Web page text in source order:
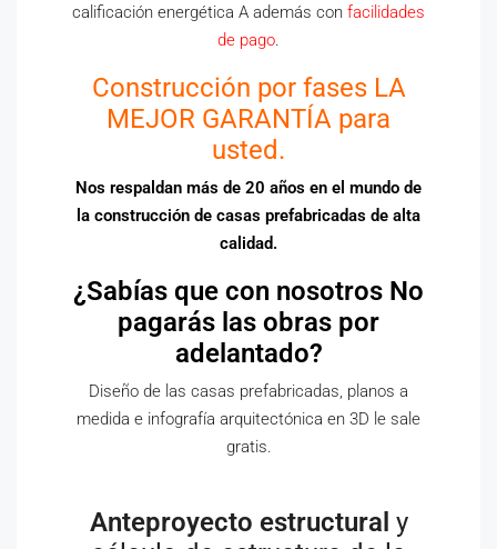
calificación energética A además con facilidades
de pago
Construcción por fases LA
MEJOR GARANTÍA para
usted.
Nos respaldan más de 20 años en el mundo de
la construcción de casas prefabricadas de alta
calidad.
¿Sabías que con nosotros No
pagarás las obras por
adelantado?
Diseño de las casas prefabricadas, planos a
medida e infografía arquitectónica en 3D le sale
gratis.
Anteproyecto estructural y